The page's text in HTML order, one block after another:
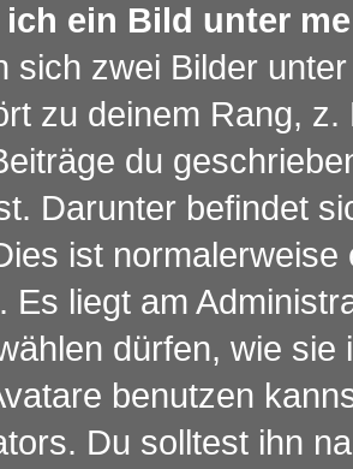
ich ein Bild unter
sich zwei Bilder
zu deinem Rang,
du
Darunter befindet
ist
Es liegt am
dürfen, wie
benutzen
Du solltest ihn